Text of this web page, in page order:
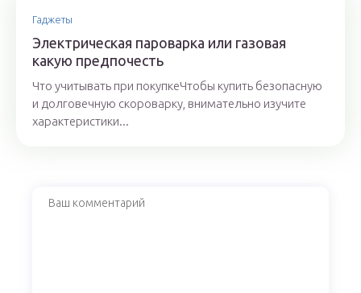
Гаджеты
Электрическая пароварка или газовая
какую предпочесть
Что учитывать при покупкеЧтобы купить безопасную
и долговечную скороварку, внимательно изучите
характеристики...